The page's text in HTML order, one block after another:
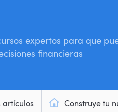
expertos para que
financieras
artículos Construye tu